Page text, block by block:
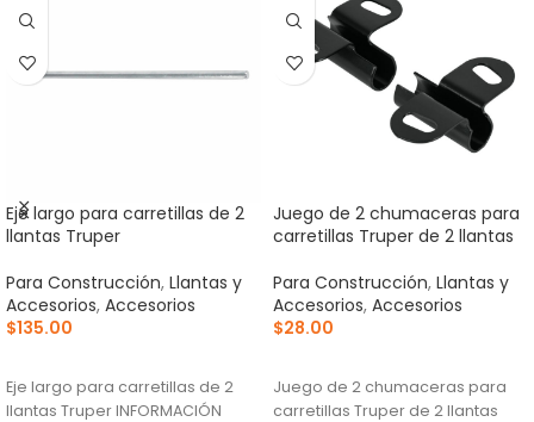
Eje largo para carretillas de 2
llantas Truper
Para Construcción, Llantas y
Accesorios, Accesorios
$135.00
Eje largo para carretillas de 2
llantas Truper INFORMACIÓN
Juego de 2 chumaceras para
carretillas Truper de 2 llantas
Para Construcción, Llantas y
Accesorios, Accesorios
$28.00
Juego de 2 chumaceras para
carretillas Truper de 2 llantas